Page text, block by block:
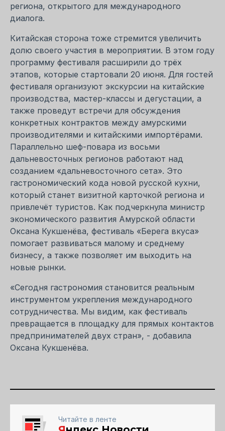
региона, открытого для международного
диалога.
Китайская сторона тоже стремится увеличить
долю своего участия в мероприятии. В этом году
программу фестиваля расширили до трёх
этапов, которые стартовали 20 июня. Для гостей
фестиваля организуют экскурсии на китайские
производства, мастер-классы и дегустации, а
также проведут встречи для обсуждения
конкретных контрактов между амурскими
производителями и китайскими импортёрами.
Параллельно шеф-повара из восьми
дальневосточных регионов работают над
созданием «дальневосточного сета». Это
гастрономический кода новой русской кухни,
который станет визитной карточкой региона и
привлечёт туристов. Как подчеркнула министр
экономического развития Амурской области
Оксана Кукшенёва, фестиваль «Берега вкуса»
помогает развиваться малому и среднему
бизнесу, а также позволяет им выходить на
новые рынки.
«Сегодня гастрономия становится реальным
инструментом укрепления международного
сотрудничества. Мы видим, как фестиваль
превращается в площадку для прямых контактов
предпринимателей двух стран», - добавила
Оксана Кукшенёва.
Читайте в ленте